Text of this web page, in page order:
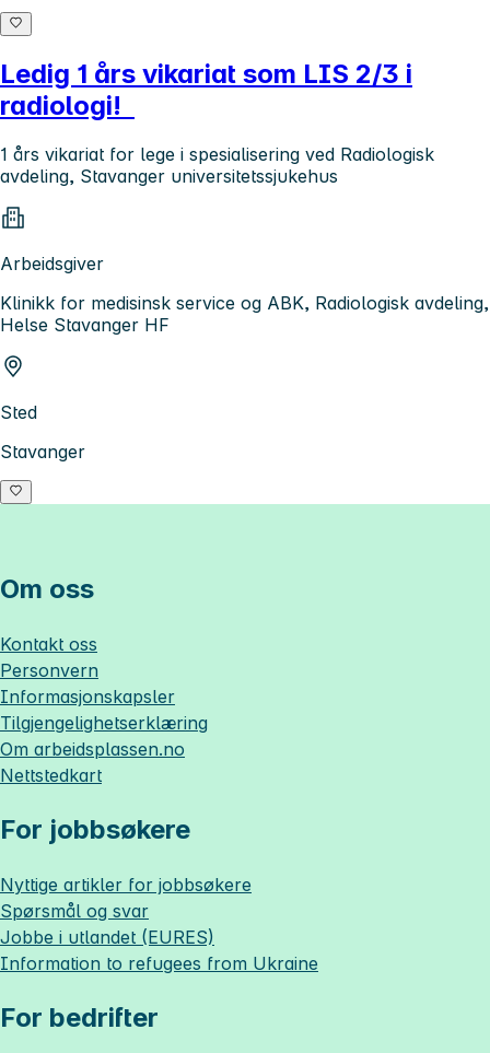
Ledig 1 års vikariat som LIS 2/3 i
radiologi!
1 års vikariat for lege i spesialisering ved Radiologisk
avdeling, Stavanger universitetssjukehus
Arbeidsgiver
Klinikk for medisinsk service og ABK, Radiologisk avdeling,
Helse Stavanger HF
Sted
Stavanger
Om oss
Kontakt oss
Personvern
Informasjonskapsler
Tilgjengelighetserklæring
Om arbeidsplassen.no
Nettstedkart
For jobbsøkere
Nyttige artikler for jobbsøkere
Spørsmål og svar
Jobbe i utlandet (EURES)
Information to refugees from Ukraine
For bedrifter